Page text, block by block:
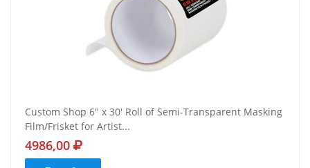
Custom Shop 6" x 30' Roll of Semi-Transparent Masking
Film/Frisket for Artist...
4986,00